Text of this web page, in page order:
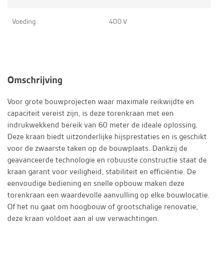
Voeding 400 V
Omschrijving
Voor grote bouwprojecten waar maximale reikwijdte en
capaciteit vereist zijn, is deze torenkraan met een
indrukwekkend bereik van 60 meter de ideale oplossing.
Deze kraan biedt uitzonderlijke hijsprestaties en is geschikt
voor de zwaarste taken op de bouwplaats. Dankzij de
geavanceerde technologie en robuuste constructie staat de
kraan garant voor veiligheid, stabiliteit en efficiëntie. De
eenvoudige bediening en snelle opbouw maken deze
torenkraan een waardevolle aanvulling op elke bouwlocatie.
Of het nu gaat om hoogbouw of grootschalige renovatie,
deze kraan voldoet aan al uw verwachtingen.